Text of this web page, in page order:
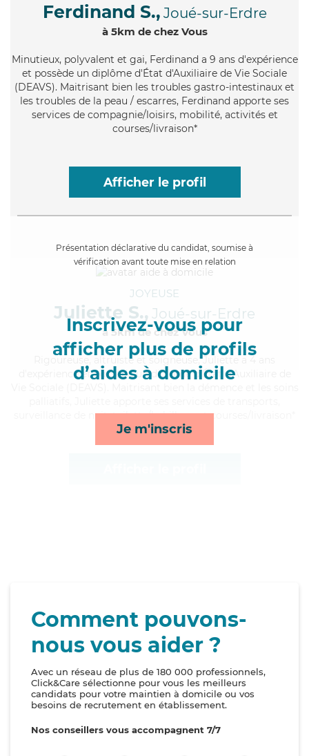
Ferdinand S., Joué-sur-Erdre
à 5km de chez Vous
Minutieux, polyvalent et gai, Ferdinand a 9 ans d'expérience
et possède un diplôme d'État d'Auxiliaire de Vie Sociale
(DEAVS). Maitrisant bien les troubles gastro-intestinaux et
les troubles de la peau / escarres, Ferdinand apporte ses
services de compagnie/loisirs, mobilité, activités et
courses/livraison*
Afficher le profil
Présentation déclarative du candidat, soumise à
vérification avant toute mise en relation
Inscrivez-vous pour
afficher plus de profils
d’aides à domicile
Je m'inscris
JOYEUSE
Juliette S., Joué-sur-Erdre
à 5km de chez Vous
, altruiste et soigneuse, Juliette a 4 ans
d'expérience et possède un diplôme d'État d'Auxiliaire de
surveillance de nuit, toilette/habillage et courses/livraison*
Comment pouvons-
nous vous aider ?
Avec un réseau de plus de 180 000 professionnels,
Click&Care sélectionne pour vous les meilleurs
candidats pour votre maintien à domicile ou vos
besoins de recrutement en établissement.
Nos conseillers vous accompagnent 7/7